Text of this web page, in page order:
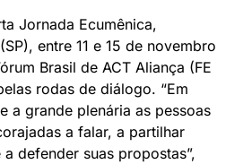
Jornada Ecumênica,
entre 11 e 15 de novembro
Brasil de ACT Aliança (FE
rodas de diálogo. “Em
a grande plenária as pessoas
a falar, a partilhar
defender suas propostas”,